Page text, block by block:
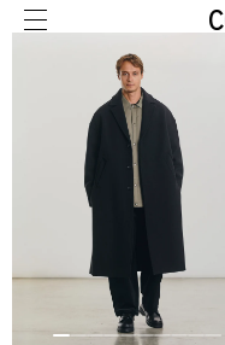
Skip
to